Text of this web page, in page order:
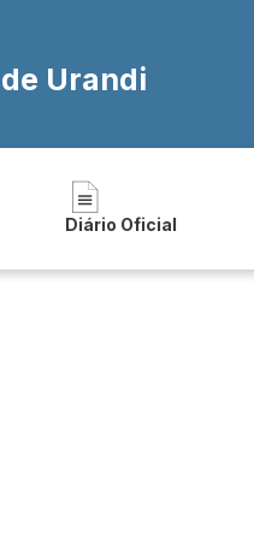
Urandi
Diário Oficial